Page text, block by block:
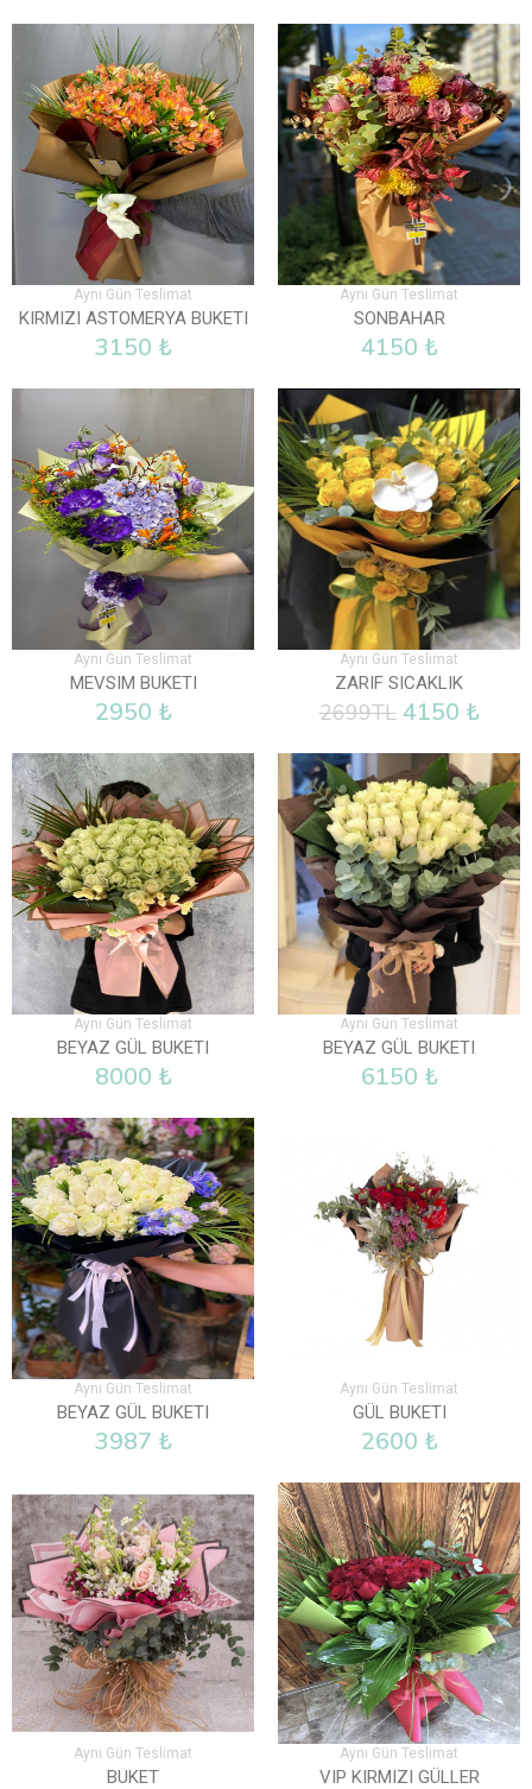
Aynı Gün Teslimat
KIRMIZI ASTOMERYA BUKETI
3150 ₺
Aynı Gün Teslimat
SONBAHAR
4150 ₺
Aynı Gün Teslimat
MEVSIM BUKETI
2950 ₺
Aynı Gün Teslimat
ZARIF SICAKLIK
2699TL 4150 ₺
Aynı Gün Teslimat
BEYAZ GÜL BUKETI
8000 ₺
Aynı Gün Teslimat
BEYAZ GÜL BUKETI
6150 ₺
Aynı Gün Teslimat
BEYAZ GÜL BUKETI
3987 ₺
Aynı Gün Teslimat
GÜL BUKETI
2600 ₺
Aynı Gün Teslimat
BUKET
Aynı Gün Teslimat
VIP KIRMIZI GÜLLER